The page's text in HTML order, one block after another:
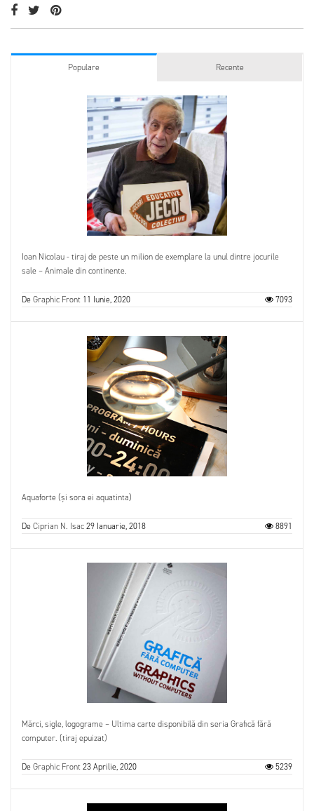
Populare Recente
Ioan Nicolau - tiraj de peste un milion de exemplare la unul dintre jocurile
sale – Animale din continente.
DeGraphic Front 11 Iunie, 2020 7093
Aquaforte (și sora ei aquatinta)
DeCiprian N. Isac29 Ianuarie, 2018 8891
Mărci, sigle, logograme – Ultima carte disponibilă din seria Grafică fără
computer. (tiraj epuizat)
DeGraphic Front23 Aprilie, 2020 5239